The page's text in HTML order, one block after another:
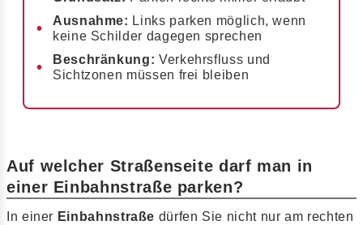
Ausnahme: Links parken möglich, wenn
keine Schilder dagegen sprechen
Beschränkung: Verkehrsfluss und
Sichtzonen müssen frei bleiben
Auf welcher Straßenseite darf man in
einer Einbahnstraße parken?
In einer Einbahnstraße dürfen Sie nicht nur am rechten